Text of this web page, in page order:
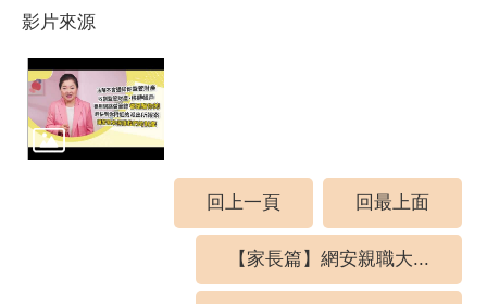
影片來源
回上一頁 回最上面
【家長篇】網安親職大...